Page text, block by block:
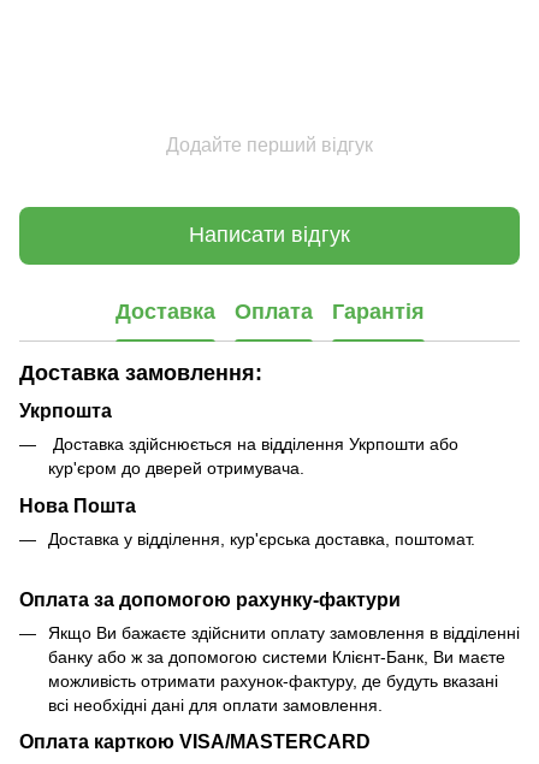
Додайте перший відгук
Написати відгук
Доставка Оплата Гарантія
Доставка замовлення:
Укрпошта
Доставка здійснюється на відділення Укрпошти або
кур'єром до дверей отримувача.
Нова Пошта
Доставка у відділення, кур'єрська доставка, поштомат.
Оплата за допомогою рахунку-фактури
Якщо Ви бажаєте здійснити оплату замовлення в відділенні
банку або ж за допомогою системи Клієнт-Банк, Ви маєте
можливість отримати рахунок-фактуру, де будуть вказані
всі необхідні дані для оплати замовлення.
Оплата карткою VISA/MASTERCARD